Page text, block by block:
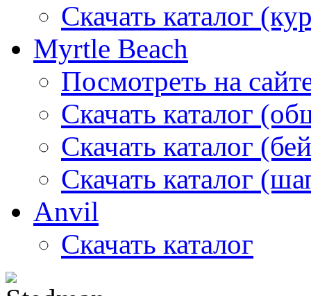
Скачать каталог
Myrtle Beach
Посмотреть на
Скачать каталог
Скачать каталог
Скачать каталог
Anvil
Скачать каталог